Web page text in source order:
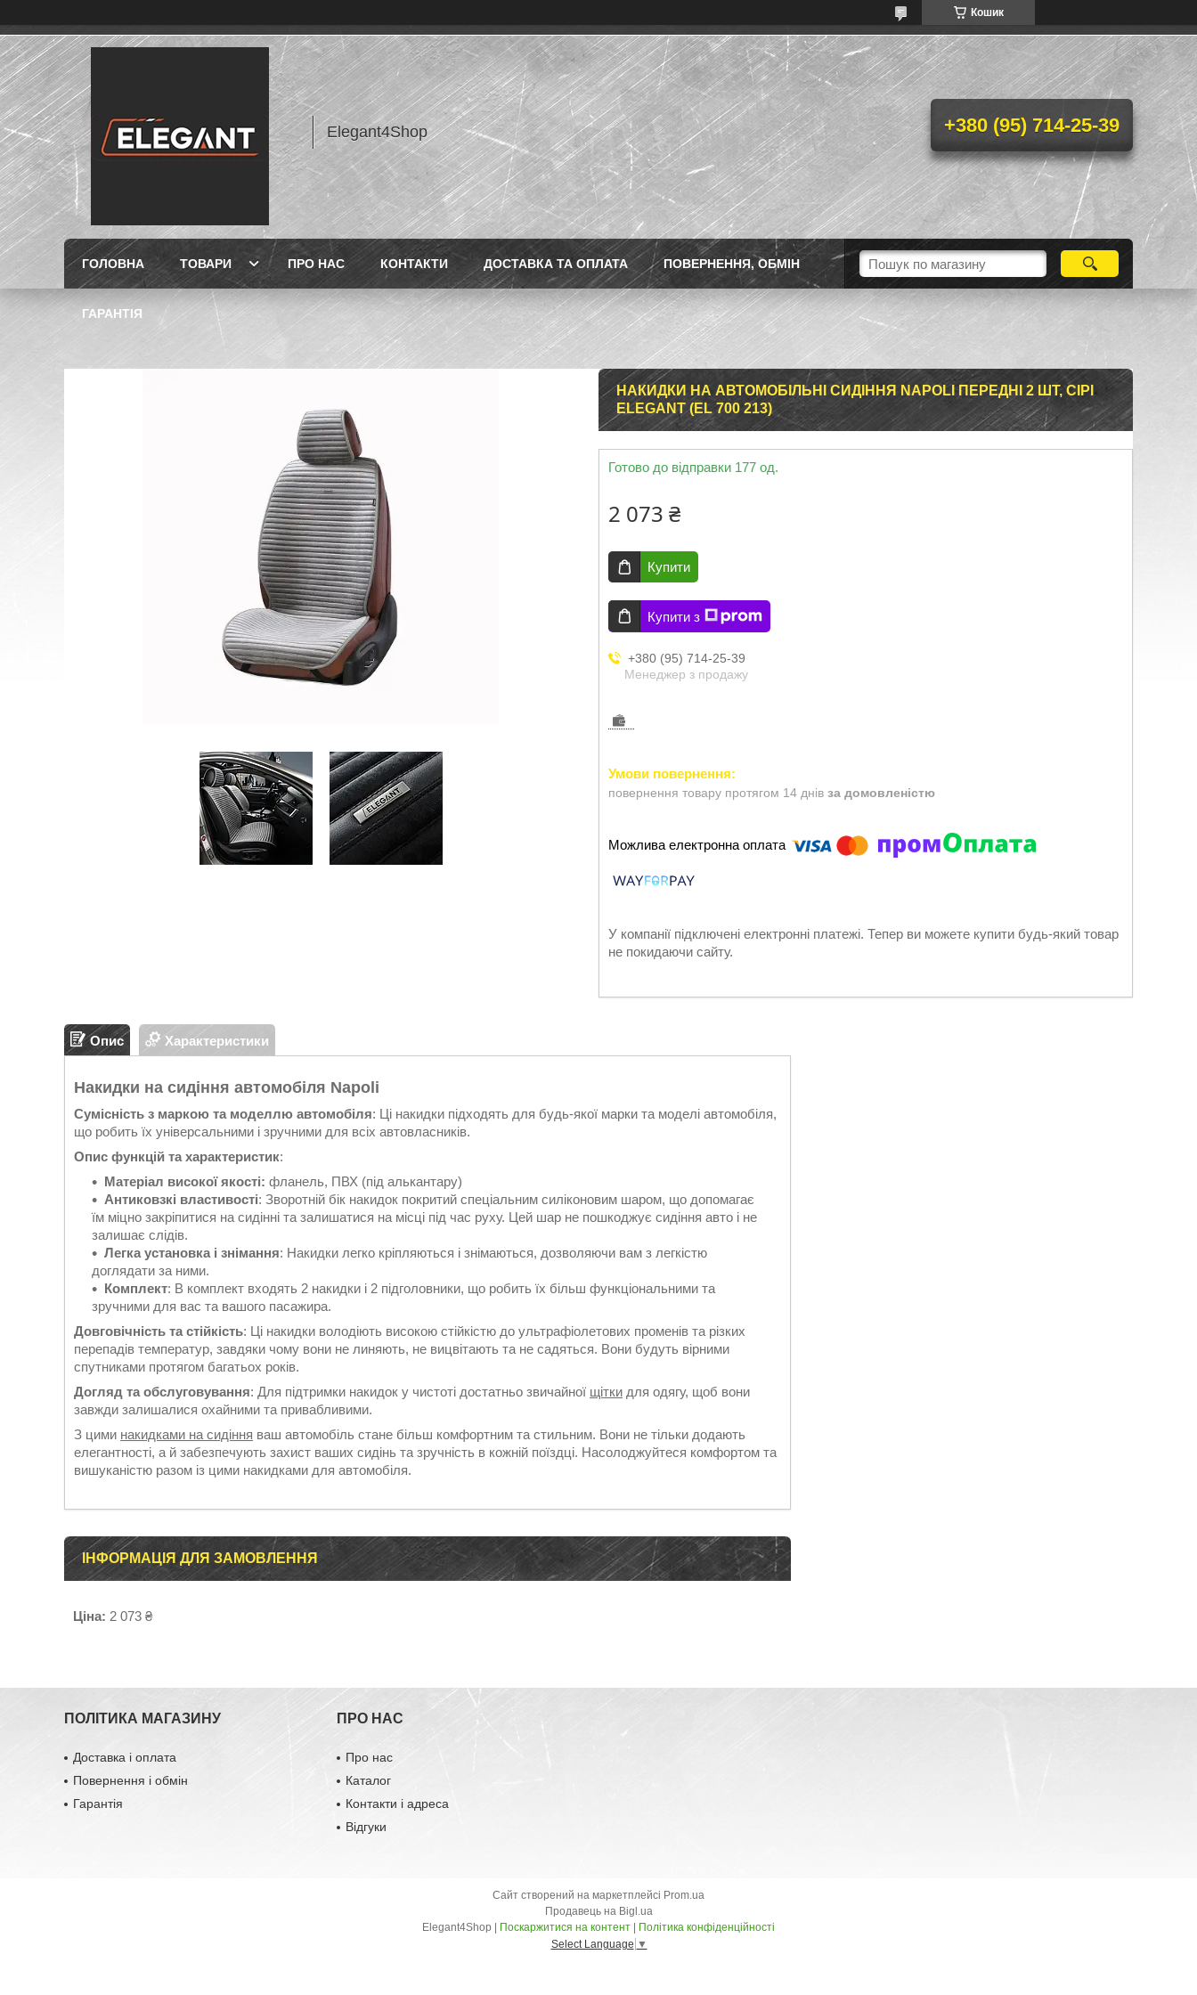
Кошик
Elegant4Shop +380 (95) 714-25-39
ГОЛОВНА ТОВАРИ ПРО НАС КОНТАКТИ ДОСТАВКА ТА ОПЛАТА ПОВЕРНЕННЯ, ОБМІН
ГАРАНТІЯ
НАКИДКИ НА АВТОМОБІЛЬНІ СИДІННЯ NAPOLI ПЕРЕДНІ 2 ШТ, СІРІ
ELEGANT (EL 700 213)
Готово до відправки 177 од.
2 073 ₴
Купити
Купити з
+380 (95) 714-25-39
Менеджер з продажу
повернення товару протягом 14 днів за домовленістю
У компанії підключені електронні платежі. Тепер ви можете купити будь-який товар
не покидаючи сайту.
Опис Характеристики
Накидки на сидіння автомобіля Napoli
Сумісність з маркою та моделлю автомобіля: Ці накидки підходять для будь-якої марки та моделі автомобіля,
що робить їх універсальними і зручними для всіх автовласників.
Опис функцій та характеристик:
Матеріал високої якості: фланель, ПВХ (під алькантару)
Антиковзкі властивості: Зворотній бік накидок покритий спеціальним силіконовим шаром, що допомагає
їм міцно закріпитися на сидінні та залишатися на місці під час руху. Цей шар не пошкоджує сидіння авто і не
залишає слідів.
Легка установка і знімання: Накидки легко кріпляються і знімаються, дозволяючи вам з легкістю
доглядати за ними.
Комплект: В комплект входять 2 накидки і 2 підголовники, що робить їх більш функціональними та
зручними для вас та вашого пасажира.
Довговічність та стійкість: Ці накидки володіють високою стійкістю до ультрафіолетових променів та різких
перепадів температур, завдяки чому вони не линяють, не вицвітають та не садяться. Вони будуть вірними
спутниками протягом багатьох років.
Догляд та обслуговування: Для підтримки накидок у чистоті достатньо звичайної щітки для одягу, щоб вони
завжди залишалися охайними та привабливими.
З цими накидками на сидіння ваш автомобіль стане більш комфортним та стильним. Вони не тільки додають
елегантності, а й забезпечують захист ваших сидінь та зручність в кожній поїздці. Насолоджуйтеся комфортом та
вишуканістю разом із цими накидками для автомобіля.
ІНФОРМАЦІЯ ДЛЯ ЗАМОВЛЕННЯ
Ціна: 2 073 ₴
ПОЛІТИКА МАГАЗИНУ
Доставка і оплата
Повернення і обмін
Гарантія
ПРО НАС
Про нас
Каталог
Контакти і адреса
Відгуки
Сайт створений на маркетплейсі Prom.ua
Продавець на Bigl.ua
Поскаржитися на контент
Політика конфіденційності
Select Language ▼